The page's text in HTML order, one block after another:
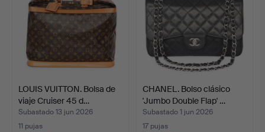
LOUIS VUITTON. Bolsa de
viaje Cruiser 45 d…
Subastado 13 jun 2026
11 pujas
CHANEL. Bolso clásico
'Jumbo Double Flap' …
Subastado 1 jun 2026
17 pujas